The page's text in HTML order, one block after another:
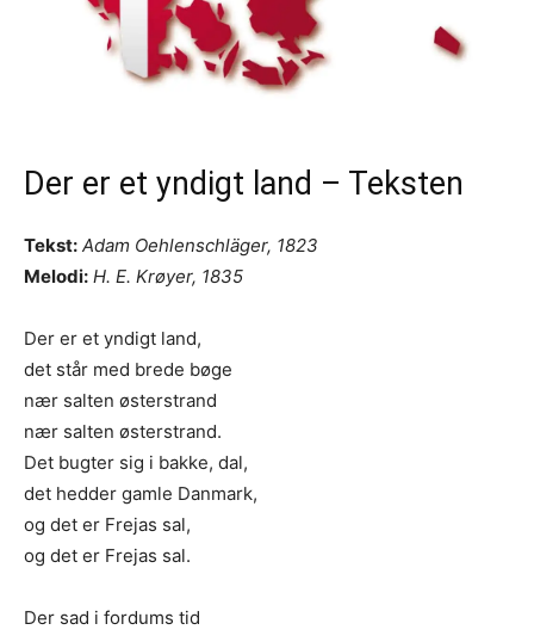
Der er et yndigt land – Teksten
Tekst: Adam Oehlenschläger, 1823
Melodi: H. E. Krøyer, 1835
Der er et yndigt land,
det står med brede bøge
nær salten østerstrand
nær salten østerstrand.
Det bugter sig i bakke, dal,
det hedder gamle Danmark,
og det er Frejas sal,
og det er Frejas sal.
Der sad i fordums tid